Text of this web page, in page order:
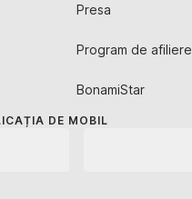
Presa
Program de afiliere
BonamiStar
DE MOBIL